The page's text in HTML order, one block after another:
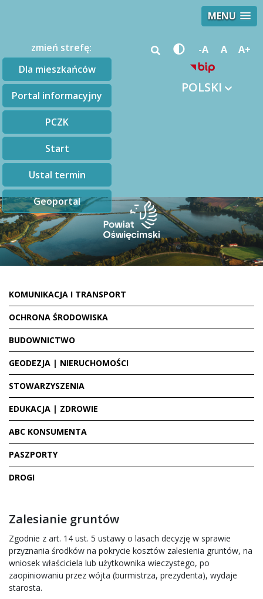
MENU
zmień strefę:
Dla mieszkańców
Portal informacyjny
PCZK
Start
Ustal termin
Geoportal
-A A A+
POLSKI
KOMUNIKACJA I TRANSPORT
OCHRONA ŚRODOWISKA
BUDOWNICTWO
GEODEZJA | NIERUCHOMOŚCI
STOWARZYSZENIA
EDUKACJA | ZDROWIE
ABC KONSUMENTA
PASZPORTY
DROGI
Zalesianie gruntów
Zgodnie z art. 14 ust. 5 ustawy o lasach decyzję w sprawie
przyznania środków na pokrycie kosztów zalesienia gruntów, na
wniosek właściciela lub użytkownika wieczystego, po
zaopiniowaniu przez wójta (burmistrza, prezydenta), wydaje
starosta.